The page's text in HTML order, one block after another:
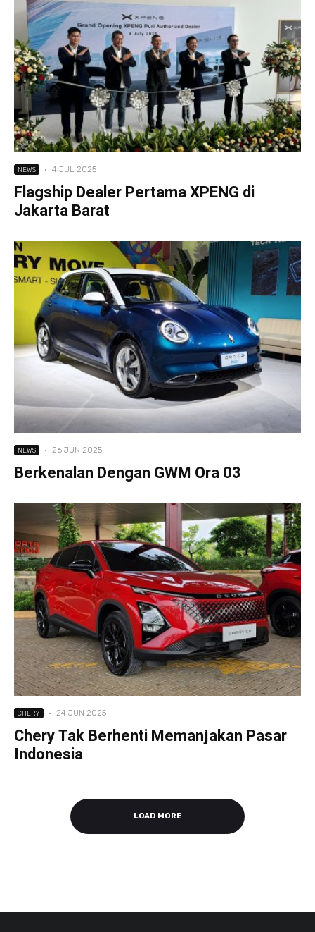
NEWS · 4 JUL 2025
Flagship Dealer Pertama XPENG di
Jakarta Barat
NEWS · 26 JUN 2025
Berkenalan Dengan GWM Ora 03
CHERY · 24 JUN 2025
Chery Tak Berhenti Memanjakan Pasar
Indonesia
LOAD MORE